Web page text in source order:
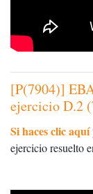
[P(7904)]
ejercicio D.2
Si haces clic aquí
ejercicio resuelto